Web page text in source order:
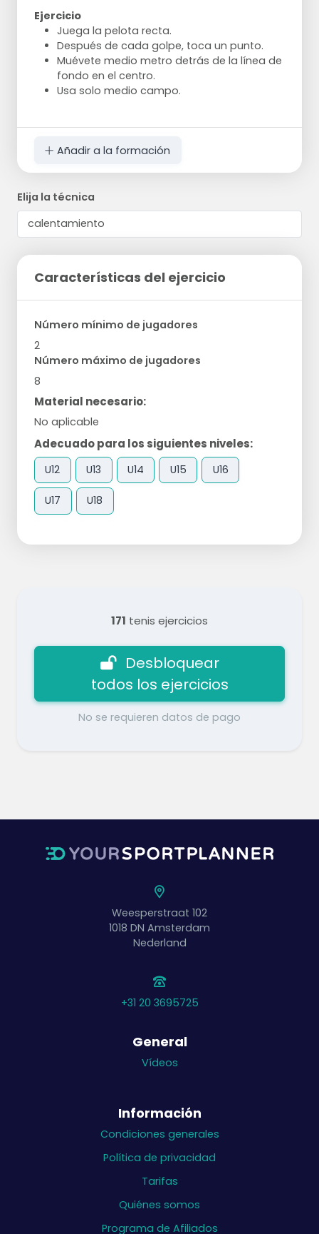
Ejercicio
Juega la pelota recta.
Después de cada golpe, toca un punto.
Muévete medio metro detrás de la línea de
fondo en el centro.
Usa solo medio campo.
Añadir a la formación
Elija la técnica
Características del ejercicio
Número mínimo de jugadores
2
Número máximo de jugadores
8
Material necesario:
No aplicable
Adecuado para los siguientes niveles:
U12 U13 U14 U15 U16
U17 U18
171 tenis ejercicios
Desbloquear
todos los ejercicios
No se requieren datos de pago
Weesperstraat 102
1018 DN Amsterdam
Nederland
+31 20 3695725
General
Vídeos
Información
Condiciones generales
Política de privacidad
Tarifas
Quiénes somos
Programa de Afiliados